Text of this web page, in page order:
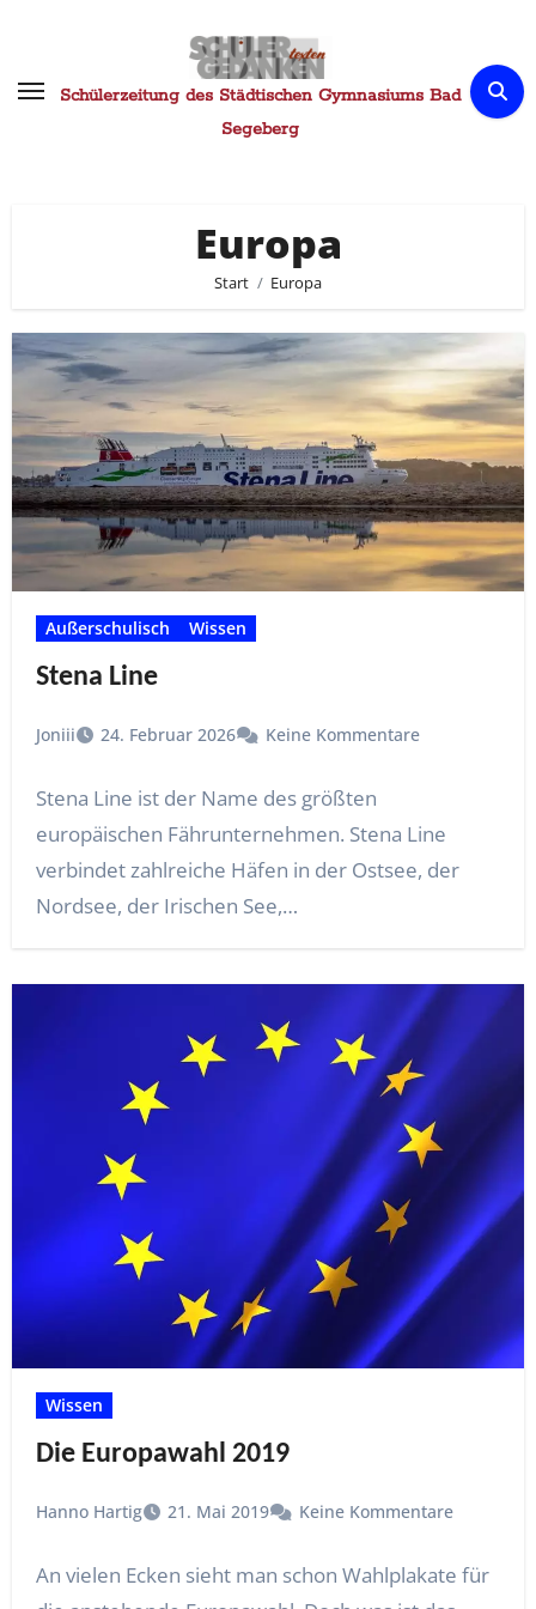
springenSchülerzeitung des Städtischen Gymnasiums Bad
Segeberg
Europa
Start Europa
Außerschulisch Wissen
Stena Line
Joniii 24. Februar 2026 Keine Kommentare
Stena Line ist der Name des größten
europäischen Fährunternehmen. Stena Line
verbindet zahlreiche Häfen in der Ostsee, der
Nordsee, der Irischen See,…
Wissen
Die Europawahl 2019
Hanno Hartig 21. Mai 2019 Keine Kommentare
An vielen Ecken sieht man schon Wahlplakate für